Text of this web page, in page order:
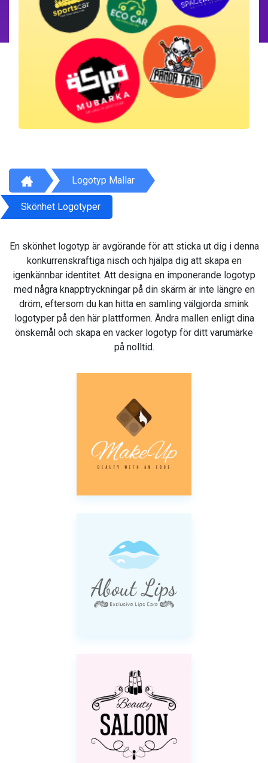
Logotyp Mallar
Skönhet Logotyper
En skönhet logotyp är avgörande för att sticka ut dig i denna
konkurrenskraftiga nisch och hjälpa dig att skapa en
igenkännbar identitet. Att designa en imponerande logotyp
med några knapptryckningar på din skärm är inte längre en
dröm, eftersom du kan hitta en samling välgjorda smink
logotyper på den här plattformen. Ändra mallen enligt dina
önskemål och skapa en vacker logotyp för ditt varumärke
på nolltid.